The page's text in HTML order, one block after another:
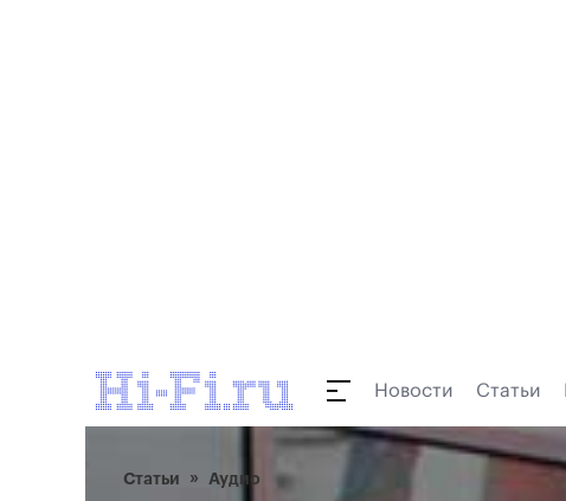
Новости Статьи
Статьи Аудио